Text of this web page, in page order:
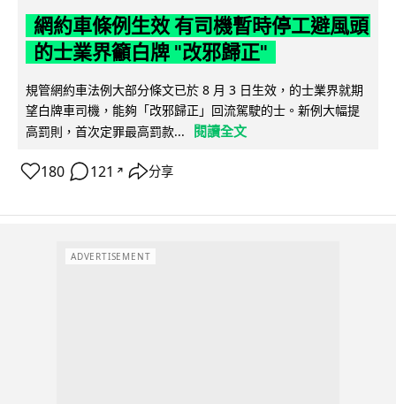
網約車條例生效 有司機暫時停工避風頭
的士業界籲白牌 "改邪歸正"
規管網約車法例大部分條文已於 8 月 3 日生效，的士業界就期
望白牌車司機，能夠「改邪歸正」回流駕駛的士。新例大幅提
高罰則，首次定罪最高罰款...
閱讀全文
180 121 ↗ 分享
ADVERTISEMENT